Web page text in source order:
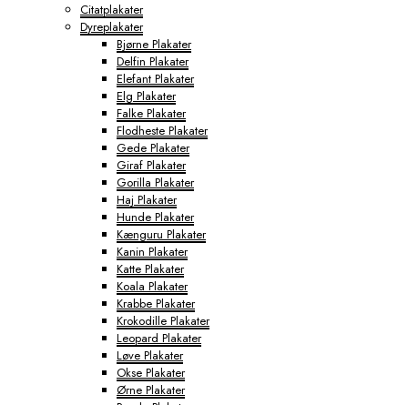
Citatplakater
Dyreplakater
Bjørne Plakater
Delfin Plakater
Elefant Plakater
Elg Plakater
Falke Plakater
Flodheste Plakater
Gede Plakater
Giraf Plakater
Gorilla Plakater
Haj Plakater
Hunde Plakater
Kænguru Plakater
Kanin Plakater
Katte Plakater
Koala Plakater
Krabbe Plakater
Krokodille Plakater
Leopard Plakater
Løve Plakater
Okse Plakater
Ørne Plakater